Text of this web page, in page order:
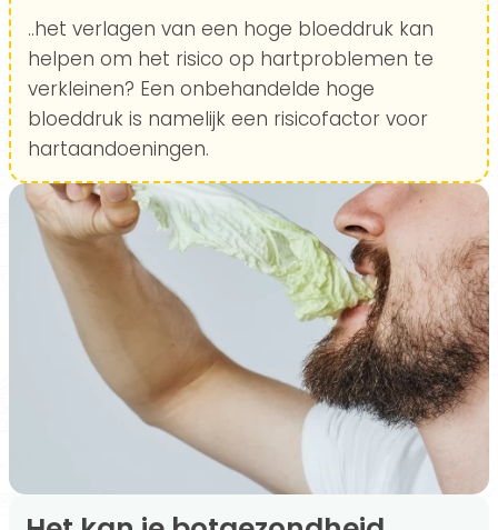
..het verlagen van een hoge bloeddruk kan
helpen om het risico op hartproblemen te
verkleinen? Een onbehandelde hoge
bloeddruk is namelijk een risicofactor voor
hartaandoeningen.